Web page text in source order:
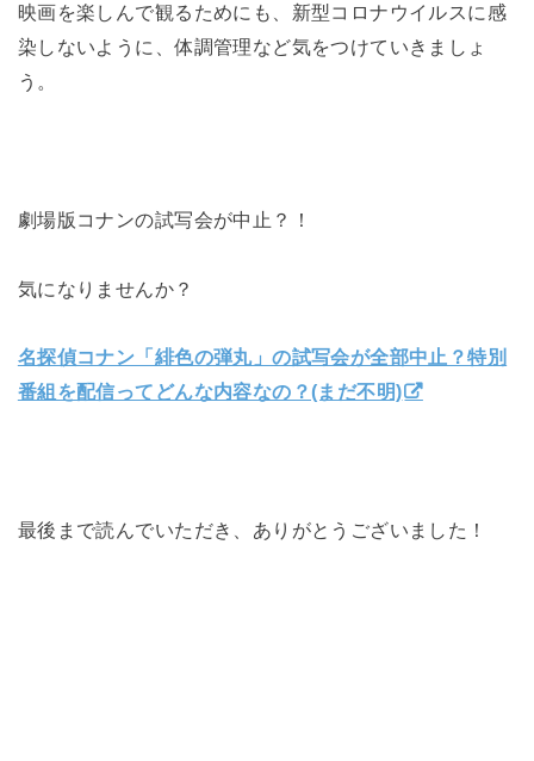
映画を楽しんで観るためにも、新型コロナウイルスに感
染しないように、体調管理など気をつけていきましょ
う。
劇場版コナンの試写会が中止？！
気になりませんか？
名探偵コナン「緋色の弾丸」の試写会が全部中止？特別
番組を配信ってどんな内容なの？(まだ不明)
最後まで読んでいただき、ありがとうございました！